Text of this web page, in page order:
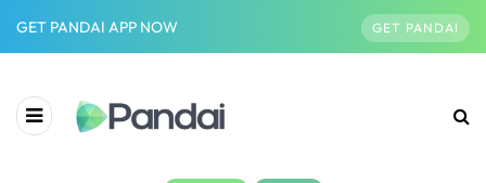
GET PANDAI APP NOW GET PANDAI